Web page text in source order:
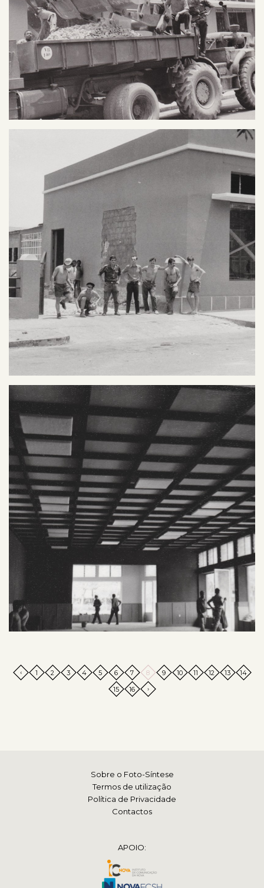
‹ 1 2 3 4 5 6 7 8 9 10 11 12 13
14
15
16 ›
Sobre o Foto-Síntese
Termos de utilização
Política de Privacidade
Contactos
APOIO: